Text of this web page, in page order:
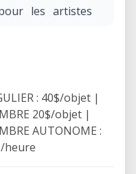
les artistes
patrimoine, ou
terrain ou en
Miraco dans
: 40$/objet |
20$/objet |
AUTONOME :
heure